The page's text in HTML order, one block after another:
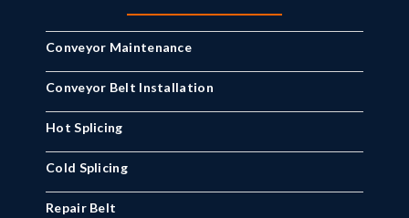
Conveyor Maintenance
Conveyor Belt Installation
Hot Splicing
Cold Splicing
Repair Belt